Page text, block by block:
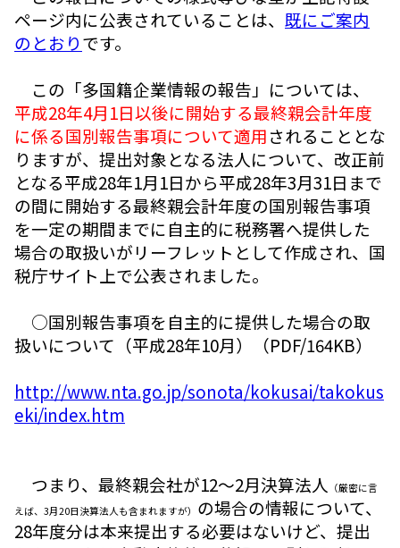
ページ内に公表されていることは、 既にご案内
のとおりです。
この「多国籍企業情報の報告」については、
平成28年4月1日以後に開始する最終親会計年度
に係る国別報告事項について適用されることとな
りますが、提出対象となる法人について、改正前
となる平成28年1月1日から平成28年3月31日まで
の間に開始する最終親会計年度の国別報告事項
を一定の期間までに自主的に税務署へ提供した
場合の取扱いがリーフレットとして作成され、国
税庁サイト上で公表されました。
○国別報告事項を自主的に提供した場合の取
扱いについて（平成28年10月）（PDF/164KB）
http://www.nta.go.jp/sonota/kokusai/takokus
eki/index.htm
つまり、最終親会社が12～2月決算法人
（厳密に言
えば、3月20日決算法人も含まれますが） の場合の情報について、
28年度分は本来提出する必要はないけど、提出